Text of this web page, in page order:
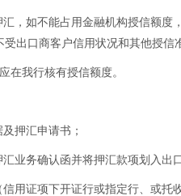
，如不能占用金融机构授信额度
出口商客户信用状况和其他授信
在我行核有授信额度。
押汇申请书；
业务确认函并将押汇款项划入出
用证项下开证行或指定行、或托